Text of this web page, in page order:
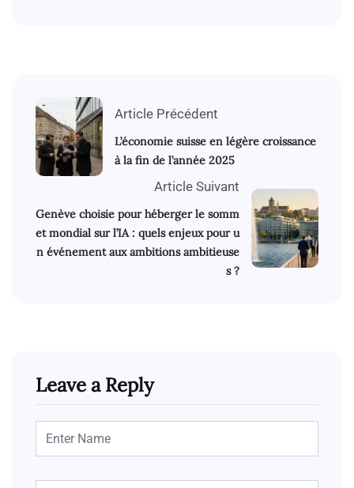
Article Précédent
L’économie suisse en légère croissance
à la fin de l’année 2025
Article Suivant
Genève choisie pour héberger le somm
et mondial sur l’IA : quels enjeux pour u
n événement aux ambitions ambitieuse
s ?
Leave a Reply